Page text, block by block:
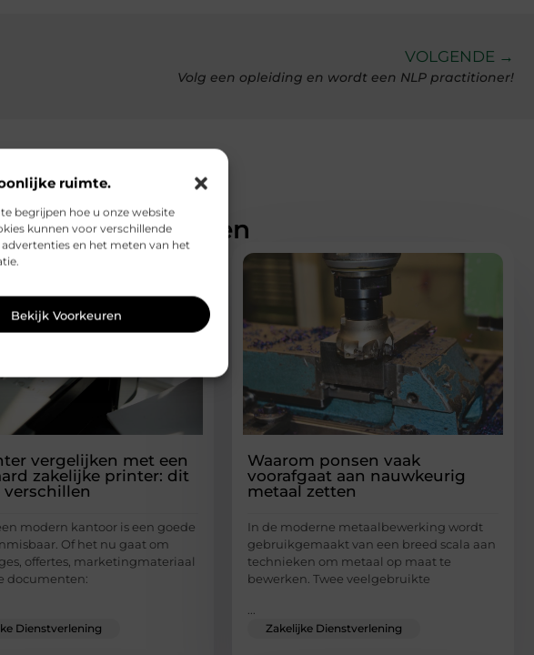
ruimte.
begrijpen hoe u onze website
kunnen voor verschillende
en het meten van het
Bekijk Voorkeuren
VOLGENDE →
Volg een opleiding en wordt een NLP practitioner!
interesseren
vergelijken met een
zakelijke printer: dit
verschillen
modern kantoor is een goede
Of het nu gaat om
offertes, marketingmateriaal
documenten:
Dienstverlening
Waarom ponsen vaak
voorafgaat aan nauwkeurig
metaal zetten
In de moderne metaalbewerking wordt
gebruikgemaakt van een breed scala aan
technieken om metaal op maat te
bewerken. Twee veelgebruikte
Zakelijke Dienstverlening